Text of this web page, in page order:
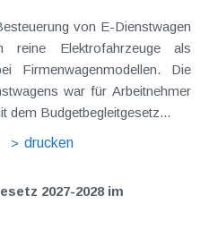
von E-Dienstwagen
reine Elektrofahrzeuge als
Firmenwagenmodellen. Die
war für Arbeitnehmer
dem Budgetbegleitgesetz...
drucken
2027-2028 im